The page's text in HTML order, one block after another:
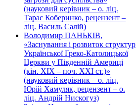
(науковий керівник – о. ліц.
Тарас Коберинко, рецензент –
ліц. Василь Салій)
Володимир ПАНЬКІВ,
«Заснування і розвиток структур
Української Греко-Католицької
Церкви у Південній Америці
(кін. ХІХ – поч. ХХІ ст.)»
(науковий керівник – о. ліц.
Юрій Хамуляк, рецензент – о.
ліц. Андрій Нискогуз)